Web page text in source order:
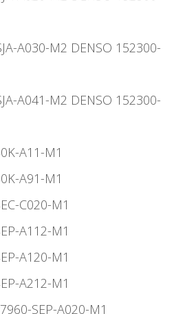
A030-M2 DENSO 152300-
A041-M2 DENSO 152300-
A11-M1
A91-M1
C020-M1
A112-M1
A120-M1
A212-M1
SEP-A020-M1